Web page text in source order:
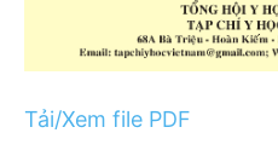
Tải/Xem file PDF